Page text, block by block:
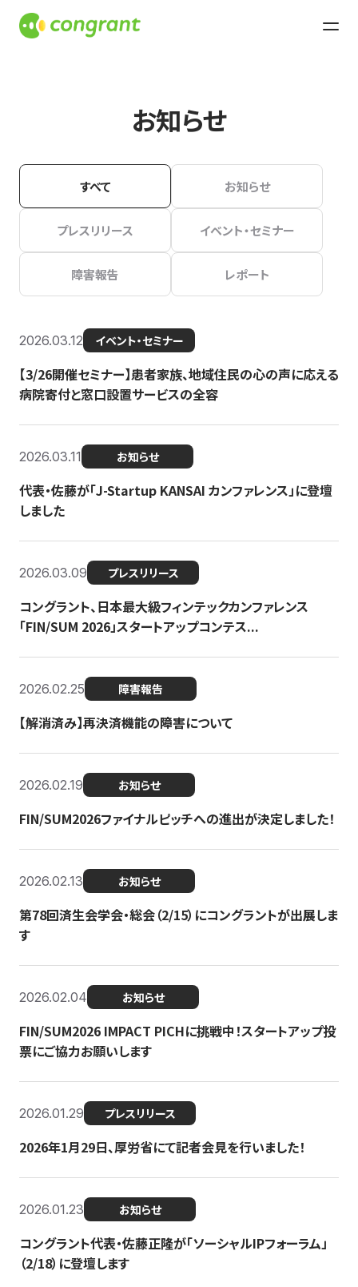
お知らせ
すべて お知らせ
プレスリリース イベント・セミナー
障害報告 レポート
2026.03.12 イベント・セミナー
【3/26開催セミナー】患者家族、地域住民の心の声に応える
病院寄付と窓口設置サービスの全容
2026.03.11 お知らせ
代表・佐藤が「J-Startup KANSAI カンファレンス」に登壇
しました
2026.03.09 プレスリリース
コングラント、日本最大級フィンテックカンファレンス
「FIN/SUM 2026」スタートアップコンテス...
2026.02.25 障害報告
【解消済み】再決済機能の障害について
2026.02.19 お知らせ
FIN/SUM2026ファイナルピッチへの進出が決定しました！
2026.02.13 お知らせ
第78回済生会学会・総会（2/15）にコングラントが出展しま
す
2026.02.04 お知らせ
FIN/SUM2026 IMPACT PICHに挑戦中！スタートアップ投
票にご協力お願いします
2026.01.29 プレスリリース
2026年1月29日、厚労省にて記者会見を行いました！
2026.01.23 お知らせ
コングラント代表・佐藤正隆が「ソーシャルIPフォーラム」
（2/18）に登壇します